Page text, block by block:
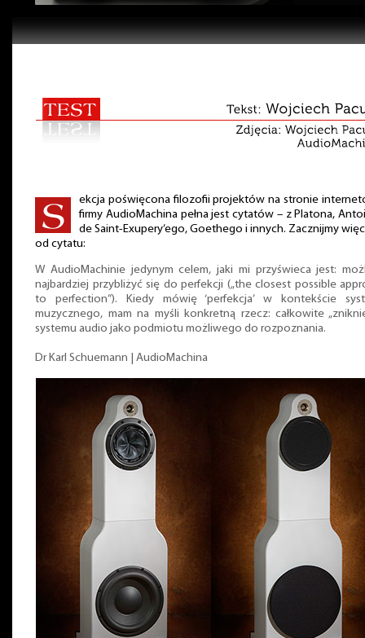
ekcja poświęcona filozofii projektów na stronie
firmy AudioMachina pełna jest cytatów – z Platona,
de Saint-Exupery’ego, Goethego i innych. Zacznijmy
od cytatu:
W AudioMachinie jedynym celem, jaki mi przyświeca jest:
najbardziej przybliżyć się do perfekcji („the closest possible
to perfection”). Kiedy mówię ‘perfekcja’ w kontekście
muzycznego, mam na myśli konkretną rzecz: całkowite
systemu audio jako podmiotu możliwego do rozpoznania.
Dr Karl Schuemann | AudioMachina